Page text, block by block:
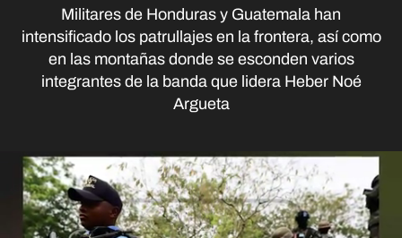
Militares de Honduras y Guatemala han
intensificado los patrullajes en la frontera, así como
en las montañas donde se esconden varios
integrantes de la banda que lidera Heber Noé
Argueta